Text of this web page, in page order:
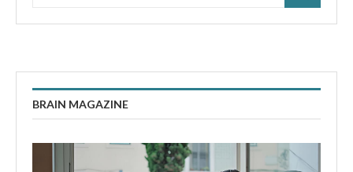
BRAIN MAGAZINE